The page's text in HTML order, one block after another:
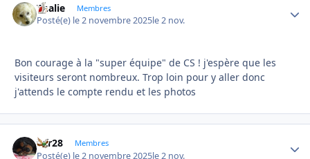
Thalie Membres
Posté(e) le 2 novembre 2025le 2 nov.
Bon courage à la "super équipe" de CS ! j'espère que les
visiteurs seront nombreux. Trop loin pour y aller donc
j'attends le compte rendu et les photos
frfr28 Membres
Posté(e) le 2 novembre 2025le 2 nov.